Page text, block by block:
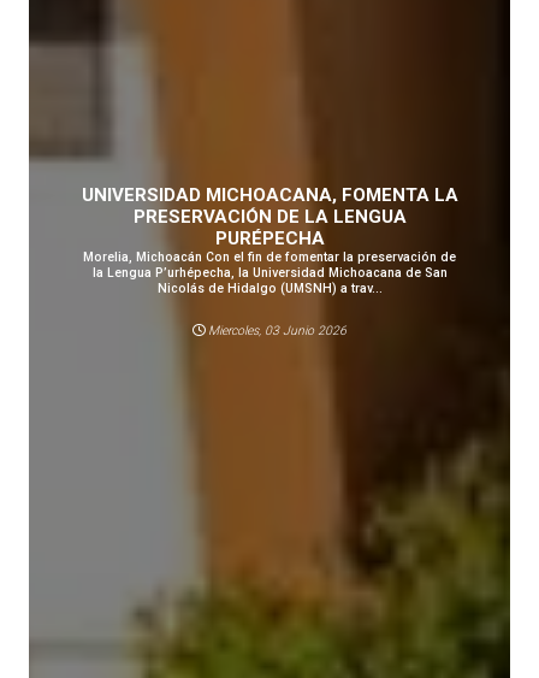
UNIVERSIDAD MICHOACANA, FOMENTA LA
PRESERVACIÓN DE LA LENGUA
PURÉPECHA
Morelia, Michoacán Con el fin de fomentar la preservación de
la Lengua P’urhépecha, la Universidad Michoacana de San
Nicolás de Hidalgo (UMSNH) a trav...
Miercoles, 03 Junio 2026